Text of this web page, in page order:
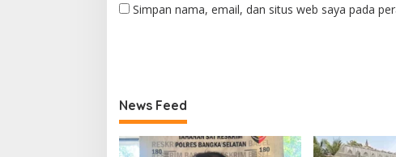
Simpan nama, email, dan situs web saya pada
News Feed